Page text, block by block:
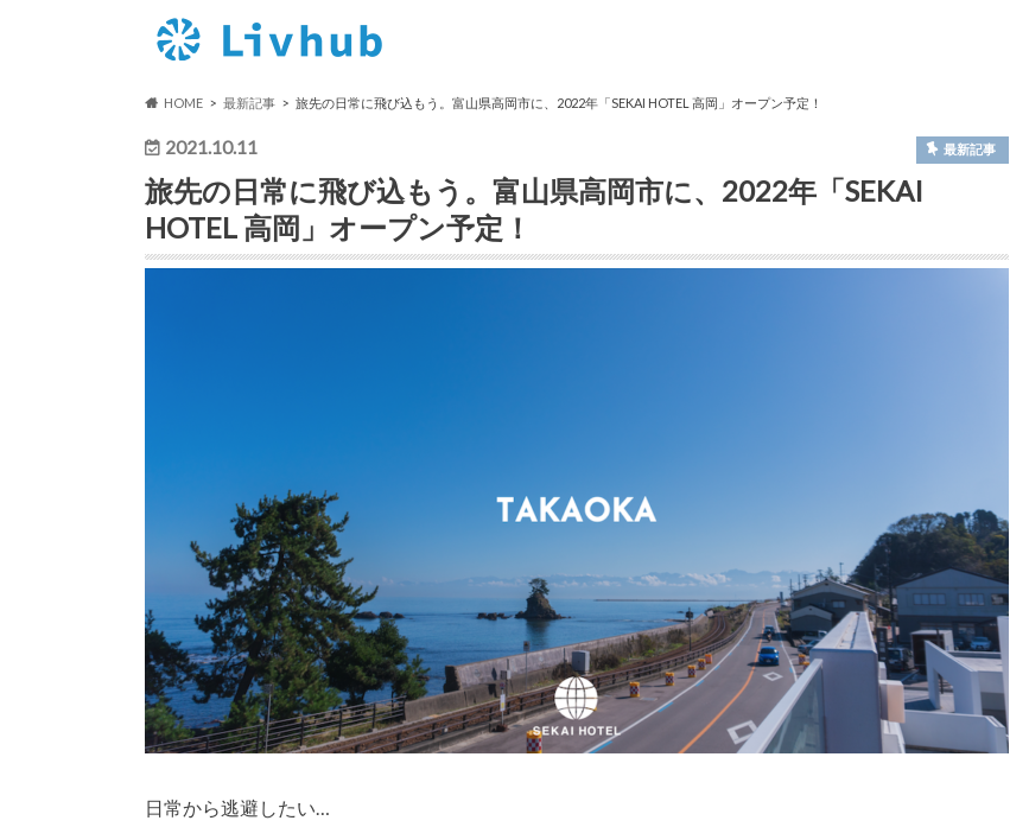
HOME 最新記事 旅先の日常に飛び込もう。富山県高岡市に、2022年「SEKAI HOTEL 高岡」オープン予定！
2021.10.11 最新記事
旅先の日常に飛び込もう。富山県高岡市に、2022年「SEKAI
HOTEL 高岡」オープン予定！
日常から逃避したい…